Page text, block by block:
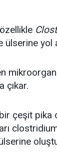
ülserine yol
çıkar.
çeşit pika